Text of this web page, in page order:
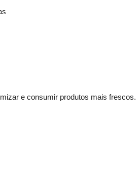
e consumir produtos mais frescos.